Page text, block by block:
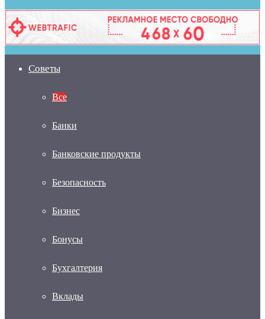
Советы
Все
Банки
Банковские продукты
Безопасность
Бизнес
Бонусы
Бухгалтерия
Вклады